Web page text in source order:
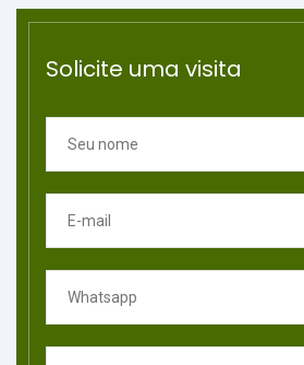
Solicite uma visita